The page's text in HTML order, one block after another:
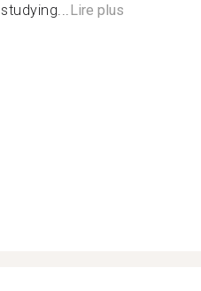
studying...Lire plus